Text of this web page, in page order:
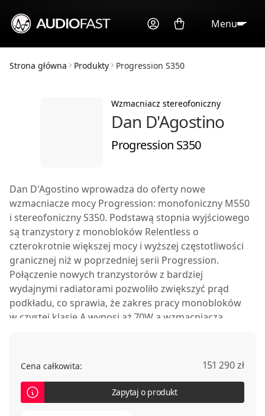
Menu
Strona główna Produkty Progression S350
Wzmacniacz stereofoniczny
Dan D'Agostino
Progression S350
Dan D'Agostino wprowadza do oferty nowe
wzmacniacze mocy Progression: monofoniczny M550
i stereofoniczny S350. Podstawą stopnia wyjściowego
są tranzystory z monobloków Relentless o
czterokrotnie większej mocy i wyższej częstotliwości
granicznej niż w poprzedniej serii Progression.
Połączenie nowych tranzystorów z bardziej
wydajnymi radiatorami pozwoliło zwiększyć prąd
podkładu, co sprawia, że zakres pracy monobloków
w czystej klasie A wynosi aż 70W a wzmacniacza
ich tonów.
Cena całkowita: 151 290 zł
Zapytaj o produkt